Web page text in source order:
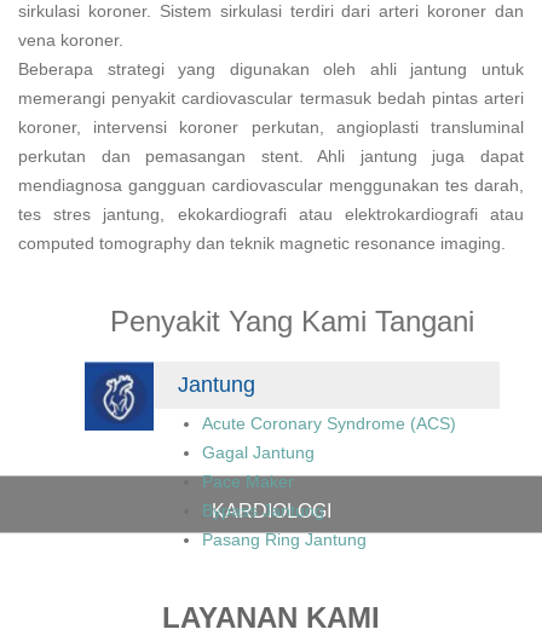
KARDIOLOGI
sirkulasi koroner. Sistem sirkulasi terdiri dari arteri koroner dan
vena koroner.
Beberapa strategi yang digunakan oleh ahli jantung untuk
memerangi penyakit cardiovascular termasuk bedah pintas arteri
koroner, intervensi koroner perkutan, angioplasti transluminal
perkutan dan pemasangan stent. Ahli jantung juga dapat
mendiagnosa gangguan cardiovascular menggunakan tes darah,
tes stres jantung, ekokardiografi atau elektrokardiografi atau
computed tomography dan teknik magnetic resonance imaging.
Penyakit Yang Kami Tangani
Jantung
Acute Coronary Syndrome (ACS)
Gagal Jantung
Pace Maker
Bypass Jantung
Pasang Ring Jantung
LAYANAN KAMI